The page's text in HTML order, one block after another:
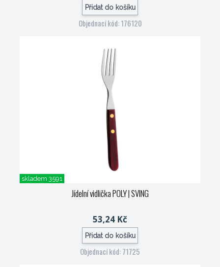
Přidat do košíku
Objednací kód: 176120
skladem 3591
Jídelní vidlička POLY| SVING
53,24 Kč
Přidat do košíku
Objednací kód: 71725